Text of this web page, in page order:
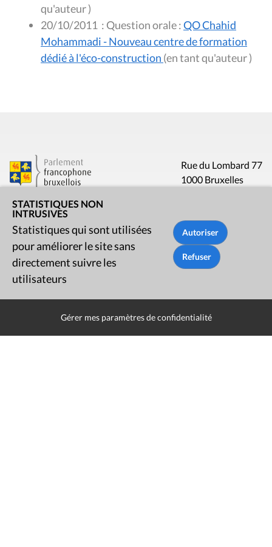
qu'auteur )
20/10/2011 : Question orale :QO Chahid
Mohammadi - Nouveau centre de formation
dédié à l'éco-construction
(en tant qu'auteur )
STATISTIQUES NON
INTRUSIVES
Statistiques qui sont utilisées
pour améliorer le site sans
directement suivre les
utilisateurs
Gérer mes paramètres de confidentialité
Rue du Lombard 77
1000 Bruxelles
Contact
Presse
Liens utiles